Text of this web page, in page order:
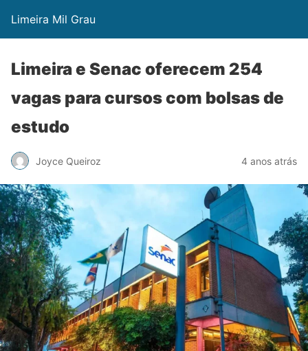
Limeira Mil Grau
Limeira e Senac oferecem 254
vagas para cursos com bolsas de
estudo
Joyce Queiroz 4 anos atrás